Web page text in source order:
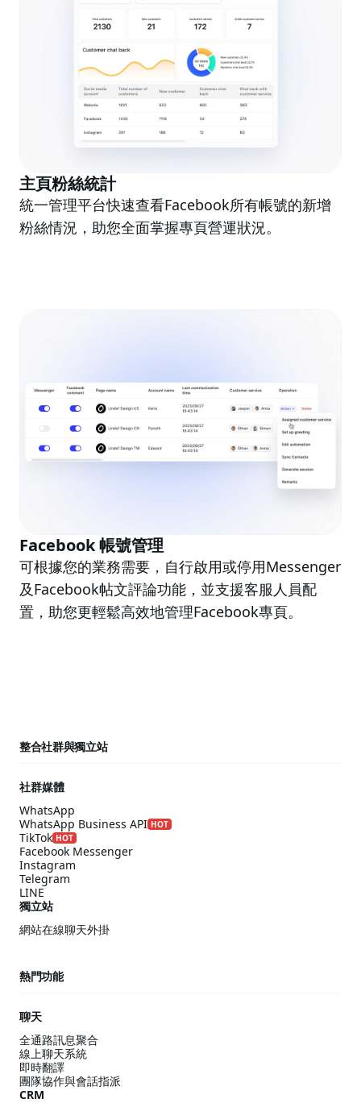
主頁粉絲統計
統一管理平台快速查看Facebook所有帳號的新增
粉絲情況，助您全面掌握專頁營運狀況。
Facebook 帳號管理
可根據您的業務需要，自行啟用或停用Messenger
及Facebook帖文評論功能，並支援客服人員配
置，助您更輕鬆高效地管理Facebook專頁。
整合社群與獨立站
社群媒體
WhatsApp
WhatsApp Business API HOT
TikTok HOT
Facebook Messenger
Instagram
Telegram
LINE
獨立站
網站在線聊天外掛
熱門功能
聊天
全通路訊息聚合
線上聊天系統
即時翻譯
團隊協作與會話指派
CRM